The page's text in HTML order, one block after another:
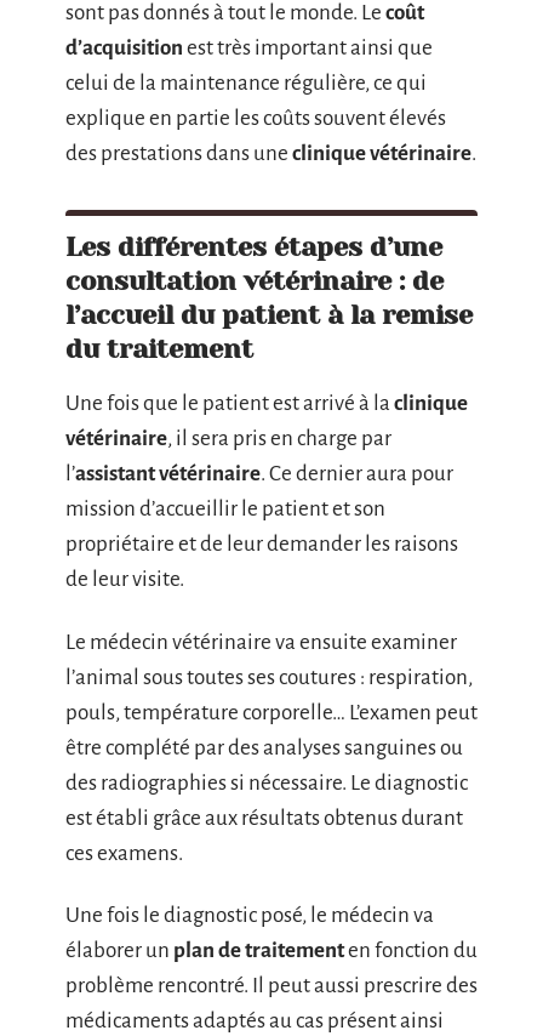
sont pas donnés à tout le monde. Le coût
d’acquisition est très important ainsi que
celui de la maintenance régulière, ce qui
explique en partie les coûts souvent élevés
des prestations dans une clinique vétérinaire.
Les différentes étapes d’une
consultation vétérinaire : de
l’accueil du patient à la remise
du traitement
Une fois que le patient est arrivé à la clinique
vétérinaire, il sera pris en charge par
l’assistant vétérinaire. Ce dernier aura pour
mission d’accueillir le patient et son
propriétaire et de leur demander les raisons
de leur visite.
Le médecin vétérinaire va ensuite examiner
l’animal sous toutes ses coutures : respiration,
pouls, température corporelle… L’examen peut
être complété par des analyses sanguines ou
des radiographies si nécessaire. Le diagnostic
est établi grâce aux résultats obtenus durant
ces examens.
Une fois le diagnostic posé, le médecin va
élaborer un plan de traitementen fonction du
problème rencontré. Il peut aussi prescrire des
médicaments adaptés au cas présent ainsi